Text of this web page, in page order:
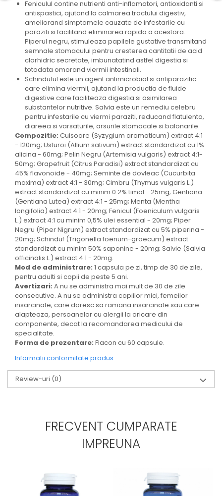
Feniculul contine nutrienti anti-inflamatori, antioxidanti si
antispastici, ajutand la calmarea tractului digestiv,
ameliorand simptomele cauzate de infestarile cu
paraziti si facilitand eliminarea rapida a acestora.
Piperul negru, stimuleaza papilele gustative transmitand
semnale stomacului pentru cresterea cantitatii de acid
clorhidric secretate, imbunatatind astfel digestia si
totodata omorand viermii intestinali.
Schinduful este un agent antimicrobial si antiparazitic
care elimina viermii, ajutand la productia de fluide
digestive care faciliteaza digestia si asimilarea
substantelor nutritive. Salvia este un remediu celebru
pentru infestarile cu viermi paraziti, reducand flatulenta,
diareea si varsaturile, arsurile stomacale si balonarile.
Compozitie: Cuisoare (Syzygium aromaticum) extract 4:1
- 120mg; Usturoi (Allium sativum) extract standardizat cu 1%
alicina - 60mg; Pelin Negru (Artemisia vulgaris) extract 4:1-
50mg; Grapefruit (Citrus Paradisi) extract standardizat cu
45% flavonoide - 40mg; Seminte de dovleac (Cucurbita
maxima) extract 4:1 - 30mg; Cimbru (Thymus vulgaris L.)
extract standardizat cu minim 0.2% timol - 25mg; Gentiana
(Gentiana Lutea) extract 4:1 - 25mg; Menta (Mentha
longifolia) extract 4:1 - 20mg; Fenicul (Foeniculum vulgaris
L.) extract 4:1 cu minim 0,5% ulei essential - 20mg; Piper
Negru (Piper Nigrum) extract standardizat cu 5% piperina -
20mg; Schinduf (Trigonella foenum-graecum) extract
standardizat cu minim 50% saponine - 20mg; Salvie (Salvia
officinalis L.) extract 4:1 - 20mg.
Mod de administrare: 1 capsula pe zi, timp de 30 de zile,
pentru adulti si copii de peste 5 ani.
Avertizari: A nu se administra mai mult de 30 de zile
consecutive. A nu se administra copiilor mici, femeilor
insarcinate, care doresc sa ramana insarcinate sau care
alapteaza, persoanelor cu alergii la oricare din
componente, decat la recomandarea medicului de
specialitate.
Forma de prezentare: Flacon cu 60 capsule.
Informatii conformitate produs
Review-uri (0)
FRECVENT CUMPARATE
IMPREUNA